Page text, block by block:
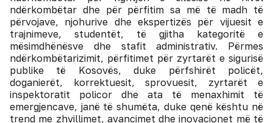
ndërkombëtar dhe për përfitim sa më të madh të
përvojave, njohurive dhe ekspertizës për vijuesit e
trajnimeve, studentët, të gjitha kategoritë e
mësimdhënësve dhe stafit administrativ. Përmes
ndërkombëtarizimit, përfitimet për zyrtarët e sigurisë
publike të Kosovës, duke përfshirët policët,
doganierët, korrektuesit, sprovuesit, zyrtarët e
inspektoratit policor dhe ata të menaxhimit të
emergjencave, janë të shumëta, duke qenë kështu në
trend me zhvillimet, avancimet dhe inovacionet më të